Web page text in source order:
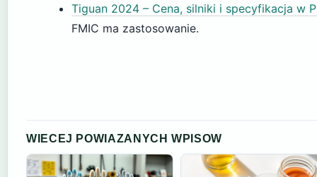
Tiguan 2024 – Cena, silniki i specyfikacja w
FMIC ma zastosowanie.
WIECEJ POWIAZANYCH WPISOW